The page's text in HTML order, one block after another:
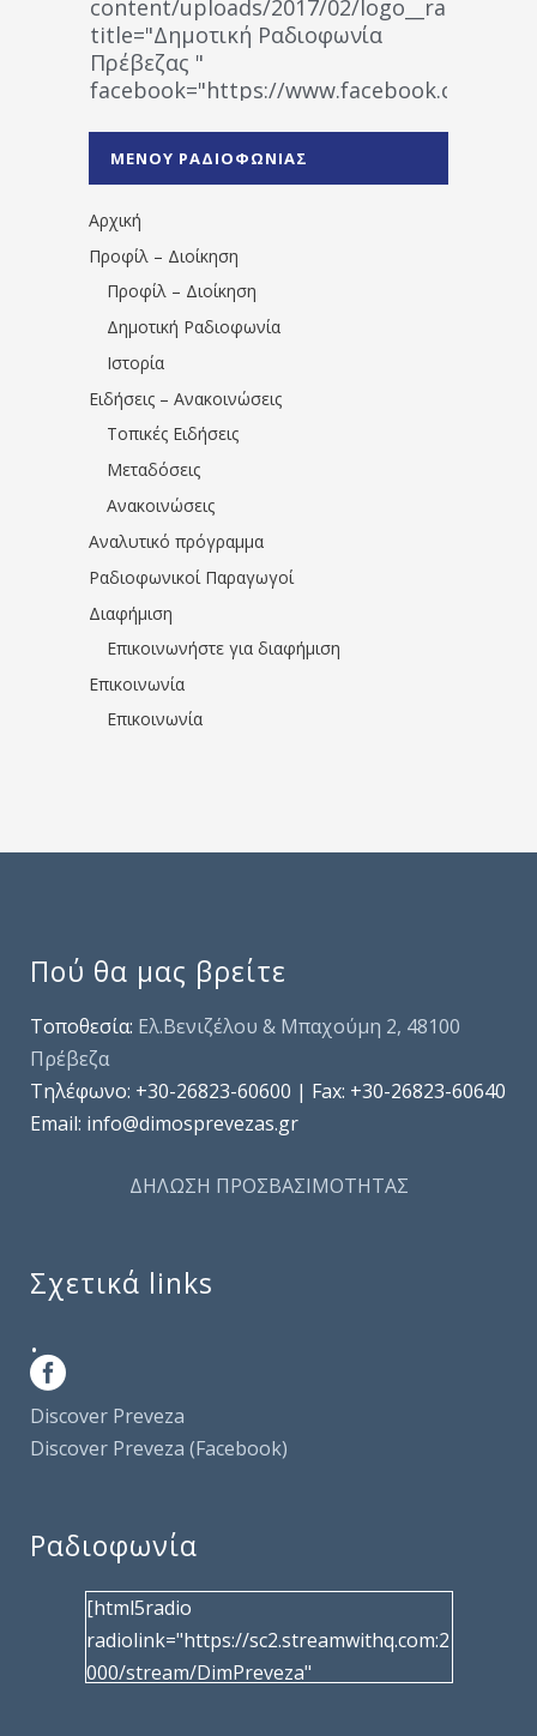
content/uploads/2017/02/
title="Δημοτική Ραδιοφωνία
Πρέβεζας "
facebook="https://www.facebook.com/
1531194763766854/" artist="" ]
ΜΕΝΟΥ ΡΑΔΙΟΦΩΝΙΑΣ
Αρχική
Προφίλ – Διοίκηση
Προφίλ – Διοίκηση
Δημοτική Ραδιοφωνία
Ιστορία
Ειδήσεις – Ανακοινώσεις
Τοπικές Ειδήσεις
Μεταδόσεις
Ανακοινώσεις
Αναλυτικό πρόγραμμα
Ραδιοφωνικοί Παραγωγοί
Διαφήμιση
Επικοινωνήστε για διαφήμιση
Επικοινωνία
Επικοινωνία
Πού θα μας βρείτε
Τοποθεσία: Ελ.Βενιζέλου & Μπαχούμη 2, 48100
Πρέβεζα
Τηλέφωνo: +30-26823-60600 | Fax: +30-26823-60640
Email: info@dimosprevezas.gr
ΔΗΛΩΣΗ ΠΡΟΣΒΑΣΙΜΟΤΗΤΑΣ
Σχετικά links
.
Discover Preveza
Discover Preveza (Facebook)
Ραδιοφωνία
[html5radio
radiolink="https://sc2.streamwithq.com:2
000/stream/DimPreveza"